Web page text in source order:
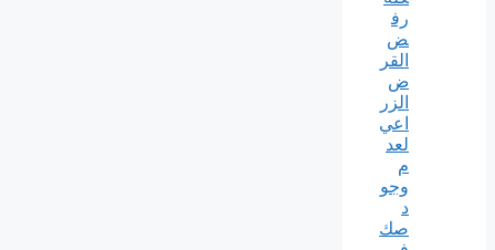
رف
ض
القر
ض
الزر
اعي
لعد
م
وجو
د
صك